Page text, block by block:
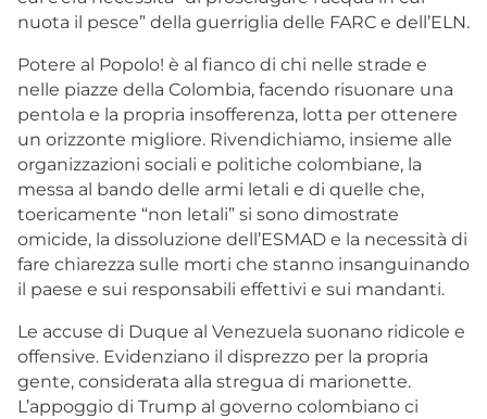
nuota il pesce” della guerriglia delle FARC e dell’ELN.
Potere al Popolo! è al fianco di chi nelle strade e
nelle piazze della Colombia, facendo risuonare una
pentola e la propria insofferenza, lotta per ottenere
un orizzonte migliore. Rivendichiamo, insieme alle
organizzazioni sociali e politiche colombiane, la
messa al bando delle armi letali e di quelle che,
toericamente “non letali” si sono dimostrate
omicide, la dissoluzione dell’ESMAD e la necessità di
fare chiarezza sulle morti che stanno insanguinando
il paese e sui responsabili effettivi e sui mandanti.
Le accuse di Duque al Venezuela suonano ridicole e
offensive. Evidenziano il disprezzo per la propria
gente, considerata alla stregua di marionette.
L’appoggio di Trump al governo colombiano ci